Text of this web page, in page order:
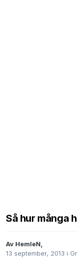
Så hur många
Av HemleN,
13 september, 2013 i